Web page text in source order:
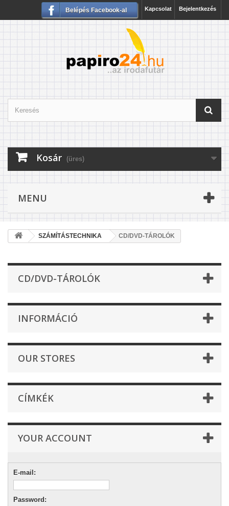
Bejelentkezés
Kapcsolat
Belépés Facebook-al
Kosár (üres)
MENU
SZÁMÍTÁSTECHNIKA CD/DVD-TÁROLÓK
CD/DVD-TÁROLÓK
INFORMÁCIÓ
OUR STORES
CÍMKÉK
YOUR ACCOUNT
E-mail:
Password: